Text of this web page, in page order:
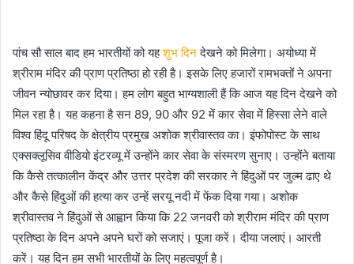
पांच सौ साल बाद हम भारतीयों को यहशुभ दिनदेखने को मिलेगा। अयोध्या में
श्रीराम मंदिर की प्राण प्रतिष्ठा हो रही है। इसके लिए हजारों रामभक्तों ने अपना
जीवन न्योछावर कर दिया। हम लोग बहुत भाग्यशाली हैं कि आज यह दिन देखने को
मिल रहा है। यह कहना है सन 89, 90 और 92 में कार सेवा में हिस्सा लेने वाले ​
विश्व हिंदू परिषद के क्षेत्रीय प्रमुख अशोक श्रीवास्तव का। इंफोपोस्ट के साथ
एक्सक्लूसिव वीडियो इंटरव्यू में उन्होंने कार सेवा के संस्मरण सुनाए। उन्होंने बताया
कि कैसे तत्कालीन केंद्र और उत्तर प्रदेश की सरकार ने हिंदुओं पर जुल्म ढाए थे
और कैसे हिंदुओं की हत्या कर उन्हें सरयू नदी में फेंक दिया गया। अशोक
श्रीवास्तव ने हिंदुओं से आह्वान किया कि 22 जनवरी को श्रीराम मंदिर की प्राण
प्रतिष्ठा के दिन अपने अपने घरों को सजाएं। पूजा करें। दीया जलाएं। आरती
करें। यह दिन हम सभी भारतीयों के लिए महत्वपूर्ण है।